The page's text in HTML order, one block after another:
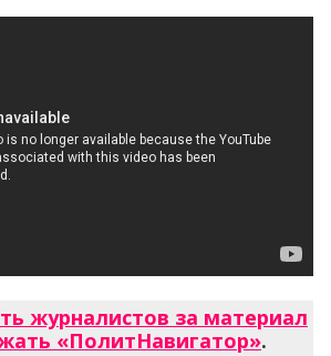
журналистов за материал
«ПолитНавигатор».